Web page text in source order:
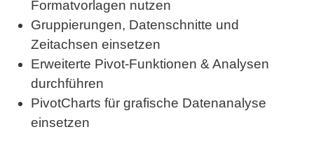
Formatvorlagen nutzen
Gruppierungen, Datenschnitte und
Zeitachsen einsetzen
Erweiterte Pivot-Funktionen & Analysen
durchführen
PivotCharts für grafische Datenanalyse
einsetzen